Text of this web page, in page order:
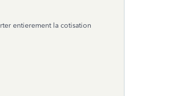
entierement la cotisation